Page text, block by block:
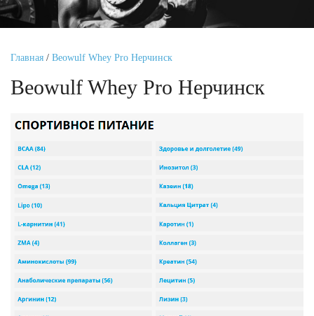
Главная / Beowulf Whey Pro Нерчинск
Beowulf Whey Pro Нерчинск